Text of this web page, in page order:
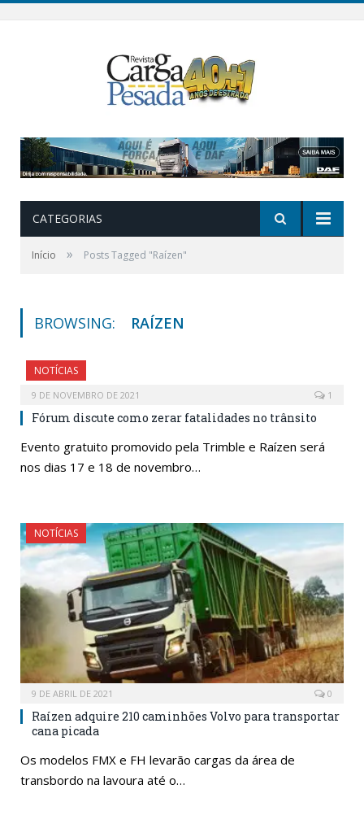
CATEGORIAS
Início » Posts Tagged "Raízen"
BROWSING: RAÍZEN
NOTÍCIAS
9 DE NOVEMBRO DE 2021 1
Fórum discute como zerar fatalidades no trânsito
Evento gratuito promovido pela Trimble e Raízen será
nos dias 17 e 18 de novembro…
NOTÍCIAS
9 DE ABRIL DE 2021 0
Raízen adquire 210 caminhões Volvo para transportar
cana picada
Os modelos FMX e FH levarão cargas da área de
transbordo na lavoura até o…